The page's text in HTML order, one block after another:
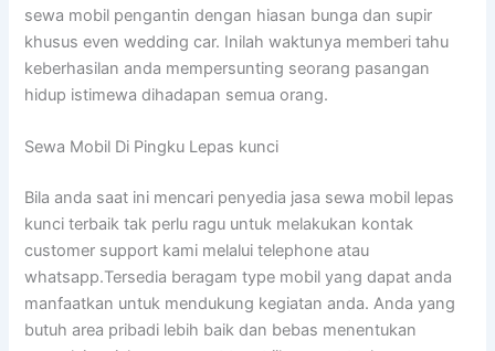
sewa mobil pengantin dengan hiasan bunga dan supir
khusus even wedding car. Inilah waktunya memberi tahu
keberhasilan anda mempersunting seorang pasangan
hidup istimewa dihadapan semua orang.
Sewa Mobil Di Pingku Lepas kunci
Bila anda saat ini mencari penyedia jasa sewa mobil lepas
kunci terbaik tak perlu ragu untuk melakukan kontak
customer support kami melalui telephone atau
whatsapp.Tersedia beragam type mobil yang dapat anda
manfaatkan untuk mendukung kegiatan anda. Anda yang
butuh area pribadi lebih baik dan bebas menentukan